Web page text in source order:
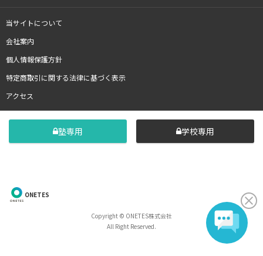
当サイトについて
会社案内
個人情報保護方針
特定商取引に関する法律に基づく表示
アクセス
塾専用 学校専用
ONETES
Copyright © ONETES株式会社
All Right Reserved.